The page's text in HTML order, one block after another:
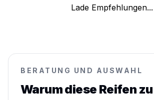
Lade Empfehlungen...
BERATUNG UND AUSWAHL
Warum diese Reifen